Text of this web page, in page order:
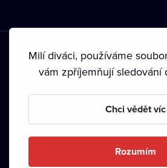
Podmínky používání • Ochrana
• Autorská práva•
Milí diváci, používáme
vám zpříjemňují sledování
Chci vědět víc
Rozumím